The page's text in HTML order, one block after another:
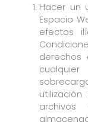
Hacer un
Espacio
efectos